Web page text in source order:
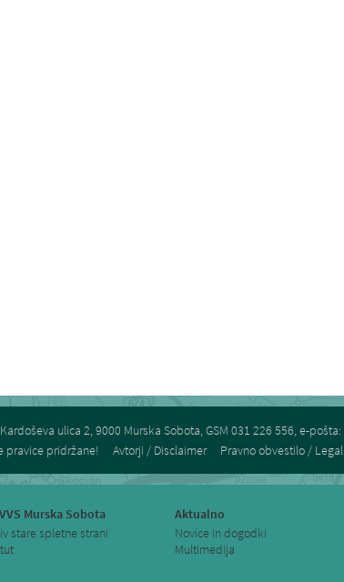
ulica 2, 9000 Murska Sobota, GSM 031 226 556, e-pošta:
pravice pridržane! Avtorji / Disclaimer Pravno obvestilo / Legal
Murska Sobota
stare spletne strani
Aktualno
Novice in dogodki
Multimedija